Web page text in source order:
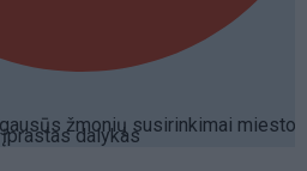
žmonių susirinkimai miesto
dalykas